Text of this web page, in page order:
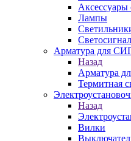
Аксессуары
Лампы
Арматура для
Назад
Арматура
Термитная
Назад
Вилки